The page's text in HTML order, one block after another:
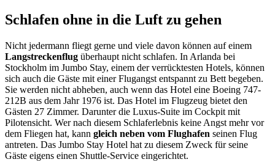
Schlafen ohne in die Luft zu gehen
Nicht jedermann fliegt gerne und viele davon können auf einem
Langstreckenflug überhaupt nicht schlafen. In Arlanda bei
Stockholm im Jumbo Stay, einem der verrücktesten Hotels, können
sich auch die Gäste mit einer Flugangst entspannt zu Bett begeben.
Sie werden nicht abheben, auch wenn das Hotel eine Boeing 747-
212B aus dem Jahr 1976 ist. Das Hotel im Flugzeug bietet den
Gästen 27 Zimmer. Darunter die Luxus-Suite im Cockpit mit
Pilotensicht. Wer nach diesem Schlaferlebnis keine Angst mehr vor
dem Fliegen hat, kann gleich neben vom Flughafen seinen Flug
antreten. Das Jumbo Stay Hotel hat zu diesem Zweck für seine
Gäste eigens einen Shuttle-Service eingerichtet.